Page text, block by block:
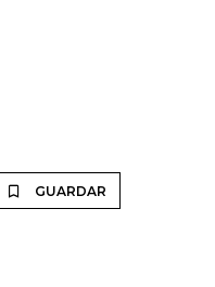
GUARDAR